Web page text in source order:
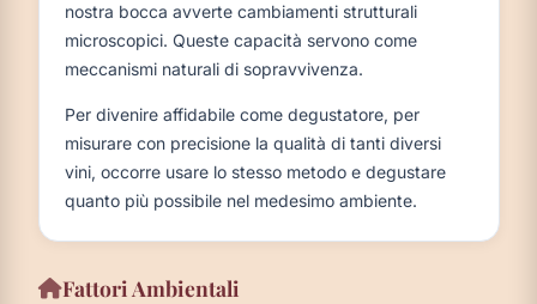
nostra bocca avverte cambiamenti strutturali
microscopici. Queste capacità servono come
meccanismi naturali di sopravvivenza.
Per divenire affidabile come degustatore, per
misurare con precisione la qualità di tanti diversi
vini, occorre usare lo stesso metodo e degustare
quanto più possibile nel medesimo ambiente.
Fattori Ambientali